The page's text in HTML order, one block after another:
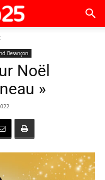
Besançon
Noël
»